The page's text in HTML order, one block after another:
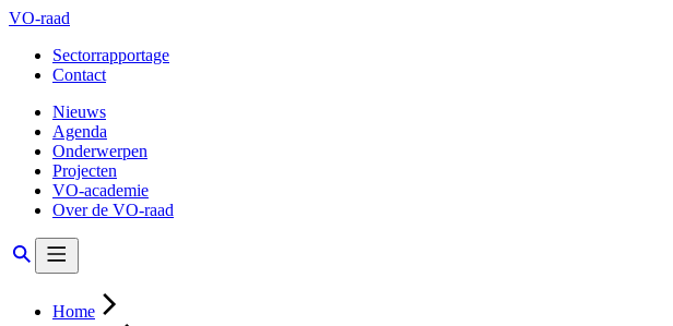
VO-raad
Sectorrapportage
Contact
Nieuws
Agenda
Onderwerpen
Projecten
VO-academie
Over de VO-raad
Home